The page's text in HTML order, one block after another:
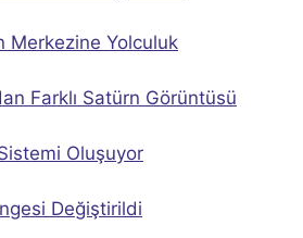
Merkezine Yolculuk
Farklı Satürn Görüntüsü
Oluşuyor
Değiştirildi